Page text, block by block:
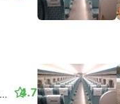
| Pociąg #833| Miejsce
4.7